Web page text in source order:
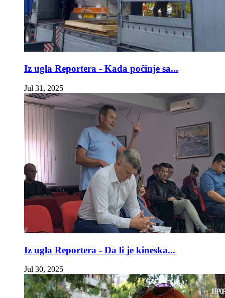
Iz ugla Reportera - Kada počinje sa...
Jul 31, 2025
Iz ugla Reportera - Da li je kineska...
Jul 30, 2025